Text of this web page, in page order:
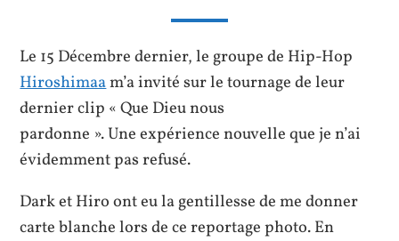
Le 15 Décembre dernier, le groupe de Hip-Hop
Hiroshimaam’a invité sur le tournage de leur
dernier clip « Que Dieu nous
pardonne ». Une expérience nouvelle que je n’ai
évidemment pas refusé.
Dark et Hiro ont eu la gentillesse de me donner
carte blanche lors de ce reportage photo. En